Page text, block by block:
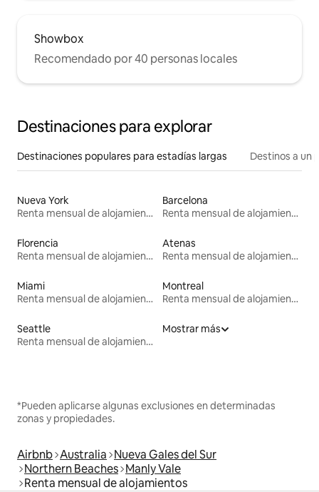
Showbox
Recomendado por 40 personas locales
Destinaciones para explorar
Destinaciones populares para estadías largas Destinos a un
Nueva York
Renta mensual de alojamientos
Barcelona
Renta mensual de alojamientos
Florencia
Renta mensual de alojamientos
Atenas
Renta mensual de alojamientos
Miami
Renta mensual de alojamientos
Montreal
Renta mensual de alojamientos
Seattle
Renta mensual de alojamientos
Mostrar más
*Pueden aplicarse algunas exclusiones en determinadas
zonas y propiedades.
Airbnb Australia Nueva Gales del Sur
Northern Beaches Manly Vale
Renta mensual de alojamientos